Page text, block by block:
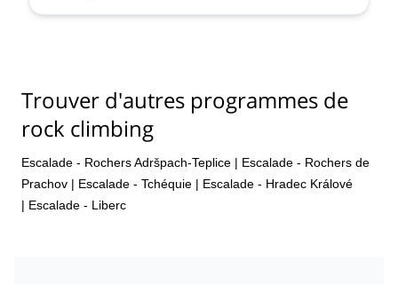
Trouver d'autres programmes de
rock climbing
Escalade - Rochers Adršpach-Teplice | Escalade - Rochers de
Prachov | Escalade - Tchéquie | Escalade - Hradec Králové
| Escalade - Liberc